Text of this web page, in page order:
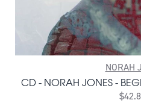
NORAH
CD - NORAH JONES -